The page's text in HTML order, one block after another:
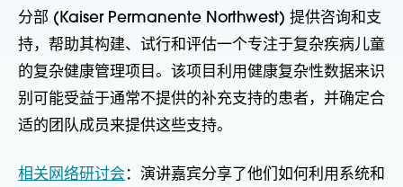
分部 (Kaiser Permanente Northwest) 提供咨询和支
持，帮助其构建、试行和评估一个专注于复杂疾病儿童
的复杂健康管理项目。该项目利用健康复杂性数据来识
别可能受益于通常不提供的补充支持的患者，并确定合
适的团队成员来提供这些支持。
相关网络研讨会：演讲嘉宾分享了他们如何利用系统和